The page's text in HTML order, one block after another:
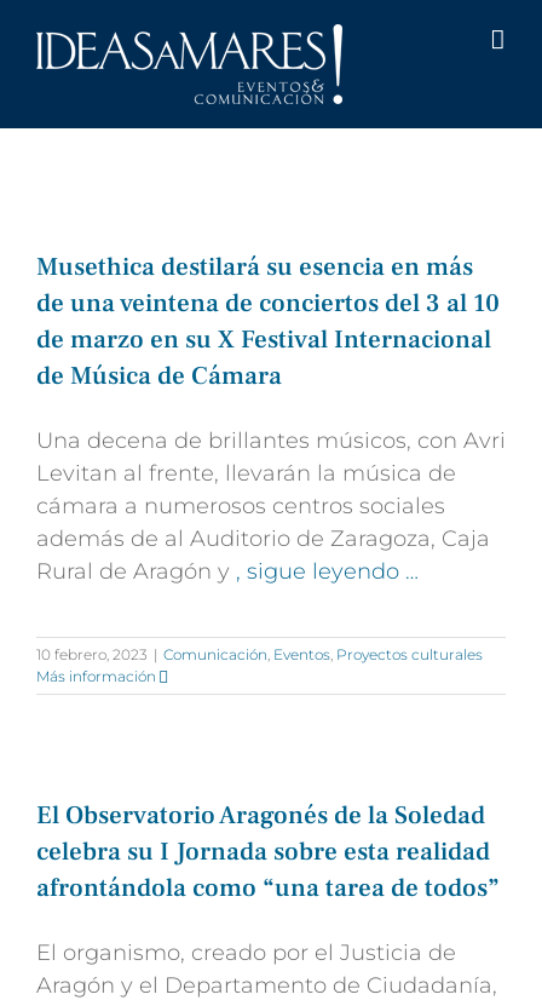
Musethica destilará su esencia en más
de una veintena de conciertos del 3 al 10
de marzo en su X Festival Internacional
de Música de Cámara
Una decena de brillantes músicos, con Avri
Levitan al frente, llevarán la música de
cámara a numerosos centros sociales
además de al Auditorio de Zaragoza, Caja
Rural de Aragón y , sigue leyendo …
10 febrero, 2023 | Comunicación, Eventos, Proyectos culturales
Más información
El Observatorio Aragonés de la Soledad
celebra su I Jornada sobre esta realidad
afrontándola como “una tarea de todos”
El organismo, creado por el Justicia de
Aragón y el Departamento de Ciudadanía,